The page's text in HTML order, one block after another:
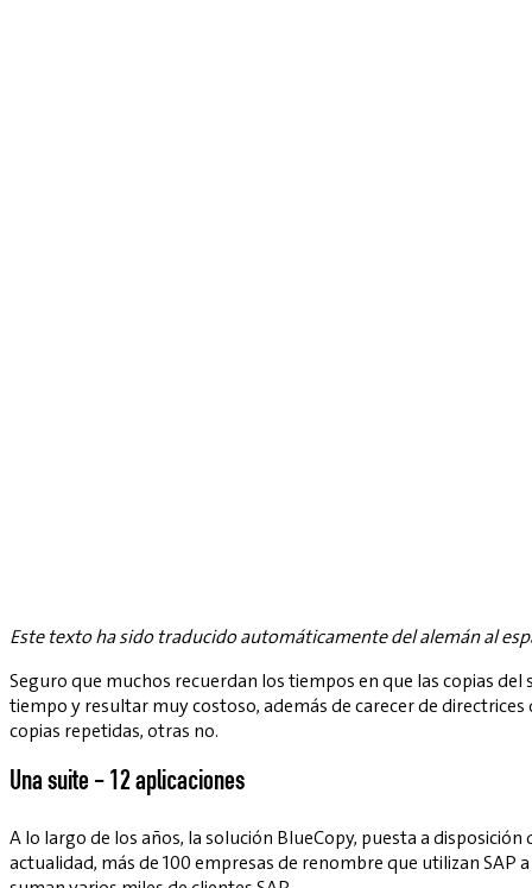
Este texto ha sido traducido automáticamente del alemán al
Seguro que muchos recuerdan los tiempos en que las copias
tiempo y resultar muy costoso, además de carecer de
copias repetidas, otras no.
Una suite - 12 aplicaciones
A lo largo de los años, la solución BlueCopy, puesta a
actualidad, más de 100 empresas de renombre que utilizan